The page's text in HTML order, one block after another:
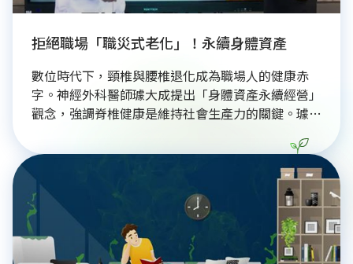
拒絕職場「職災式老化」！永續身體資產
數位時代下，頸椎與腰椎退化成為職場人的健康赤
字。神經外科醫師璩大成提出「身體資產永續經營」
觀念，強調脊椎健康是維持社會生產力的關鍵。璩醫
透過核心肌群訓練抵銷久坐傷害。此外，結合在地原
態飲食攝取鈣質與維生素D，能內外兼修保護骨骼。
透過預防醫學延長健康餘命，不僅提升生活厚度，更
是對個人與社會最負責的永續投資。